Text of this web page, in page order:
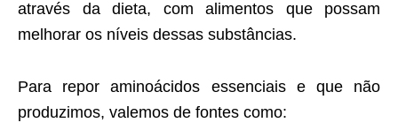
através da dieta, com alimentos que possam
melhorar os níveis dessas substâncias.
Para repor aminoácidos essenciais e que não
produzimos, valemos de fontes como: